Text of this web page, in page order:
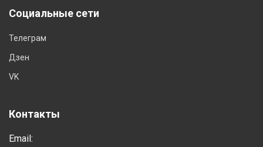
Социальные сети
Телеграм
Дзен
VK
Контакты
Email: